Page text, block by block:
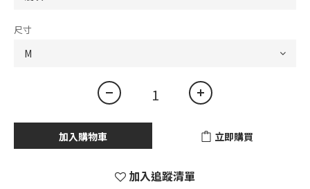
尺寸
加入購物車 立即購買
加入追蹤清單